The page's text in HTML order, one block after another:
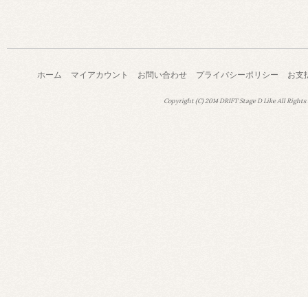
ホーム マイアカウント お問い合わせ プライバシーポリシー お支
Copyright (C) 2014 DRIFT Stage D Like All